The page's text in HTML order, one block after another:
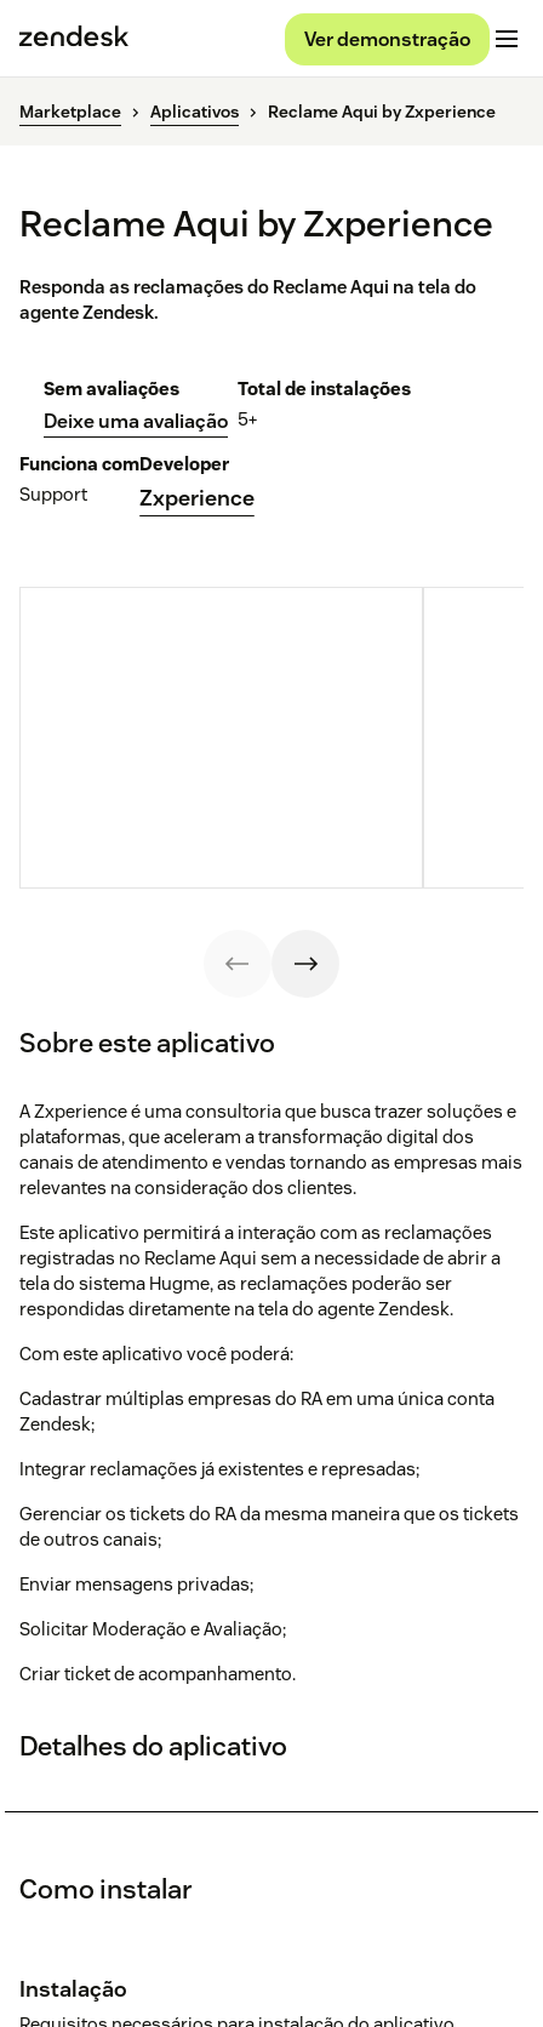
Ver demonstração
Marketplace Aplicativos Reclame Aqui by Zxperience
Reclame Aqui by Zxperience
Responda as reclamações do Reclame Aqui na tela do
agente Zendesk.
Sem avaliações
Deixe uma avaliação
Total de instalações
5+
Funciona com
Support
Developer
Zxperience
Sobre este aplicativo
A Zxperience é uma consultoria que busca trazer soluções e
plataformas, que aceleram a transformação digital dos
canais de atendimento e vendas tornando as empresas mais
relevantes na consideração dos clientes.
Este aplicativo permitirá a interação com as reclamações
registradas no Reclame Aqui sem a necessidade de abrir a
tela do sistema Hugme, as reclamações poderão ser
respondidas diretamente na tela do agente Zendesk.
Com este aplicativo você poderá:
Cadastrar múltiplas empresas do RA em uma única conta
Zendesk;
Integrar reclamações já existentes e represadas;
Gerenciar os tickets do RA da mesma maneira que os tickets
de outros canais;
Enviar mensagens privadas;
Solicitar Moderação e Avaliação;
Criar ticket de acompanhamento.
Detalhes do aplicativo
Como instalar
Instalação